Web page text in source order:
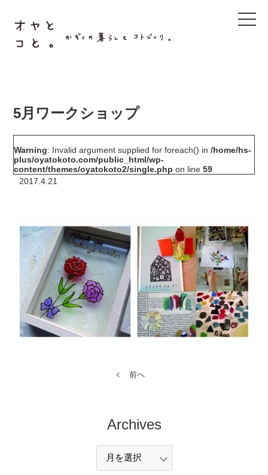
5月ワークショップ
Warning: Invalid argument supplied for foreach() in/home/hs-
plus/oyatokoto.com/public_html/wp-
content/themes/oyatokoto2/single.php on line59
2017.4.21
前へ
Archives
t
o
i
n